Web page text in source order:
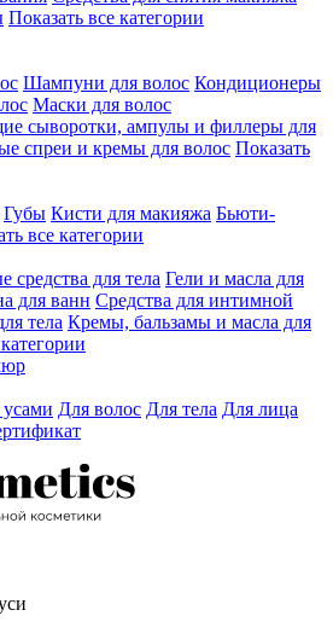
Показать все категории
Шампуни для волос Кондиционеры
Маски для волос
сыворотки, ампулы и филлеры для
спреи и кремы для волос Показать
Губы Кисти для макияжа Бьюти-
все категории
средства для тела Гели и масла для
для ванн Средства для интимной
тела Кремы, бальзамы и масла для
Для волос Для тела Для лица